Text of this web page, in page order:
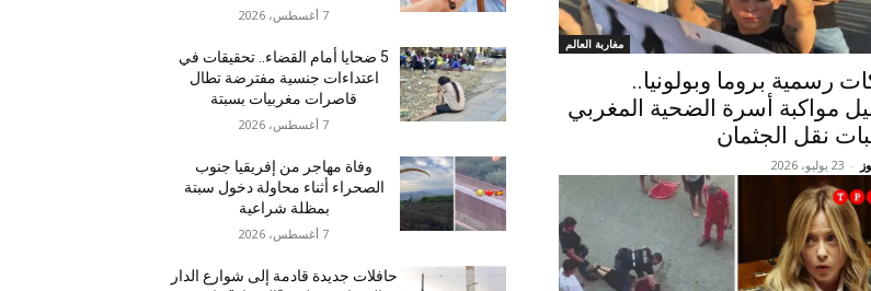
7 أغسطس، 2026
5 ضحايا أمام القضاء.. تحقيقات في
اعتداءات جنسية مفترضة تطال
قاصرات مغربيات بسبتة
7 أغسطس، 2026
وفاة مهاجر من إفريقيا جنوب
الصحراء أثناء محاولة دخول سبتة
بمظلة شراعية
7 أغسطس، 2026
حافلات جديدة قادمة إلى شوارع الدار
مغاربة العالم
رسمية بروما وبولونيا..
مواكبة أسرة الضحية المغربي
نقل الجثمان
- 23 يوليو، 2026